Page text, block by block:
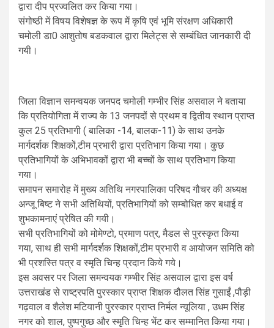
द्वारा दीप प्रज्वलित कर किया गया।
संगोष्ठी में विषय विशेषज्ञ के रूप में कृषि एवं भूमि संरक्षण अधिकारी
चमोली डा0 आशुतोष बडकवाल द्वारा मिलेट्स से सम्बंधित जानकारी दी
गयी।
जिला विज्ञान समन्वयक जनपद चमोली गम्भीर सिंह असवाल ने बताया
कि प्रतियोगिता में राज्य के 13 जनपदों से प्रथम व द्वितीय स्थान प्राप्त
कुल 25 प्रतिभागी ( बालिका -14, बालक-11) के साथ उनके
मार्गदर्शक शिक्षकों,टीम प्रभारी द्वारा प्रतिभाग किया गया। कुछ
प्रतिभागियों के अभिभावकों द्वारा भी बच्चों के साथ प्रतिभाग किया
गया।
समापन समारोह में मुख्य अतिथि नगरपालिका परिषद गौचर की अध्यक्ष
अन्जू बिष्ट ने सभी अतिथियों, प्रतिभागियों को सम्बोधित कर बधाई व
शुभकामनाएं प्रेषित की गयी।
सभी प्रतिभागियों को मोमेण्टो, प्रमाण पत्र, मैडल से पुरस्कृत किया
गया, साथ ही सभी मार्गदर्शक शिक्षकों,टीम प्रभारी व आयोजन समिति को
भी प्रशस्ति पत्र व स्मृति चिन्ह प्रदान किये गये।
इस अवसर पर जिला समन्वयक गम्भीर सिंह असवाल द्वारा इस वर्ष
उत्तराखंड से राष्ट्रपति पुरस्कार प्राप्त शिक्षक दौलत सिंह गुसाईं ,पौड़ी
गढ़वाल व शैलेश मटियानी पुरस्कार प्राप्त निर्मल न्यूलिया , उधम सिंह
नगर को शाल, पुष्पगुच्छ और स्मृति चिन्ह भेंट कर सम्मानित किया गया।